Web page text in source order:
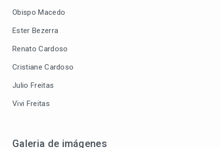
Obispo Macedo
Ester Bezerra
Renato Cardoso
Cristiane Cardoso
Julio Freitas
Vivi Freitas
Galeria de imágenes